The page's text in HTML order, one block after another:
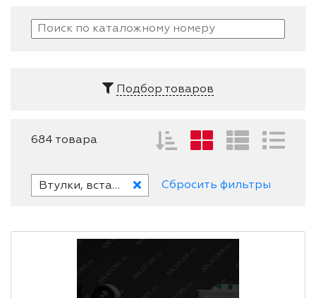
Подбор товаров
684 товара
Втулки, вставки, накладки и заглушки Сбросить фильтры